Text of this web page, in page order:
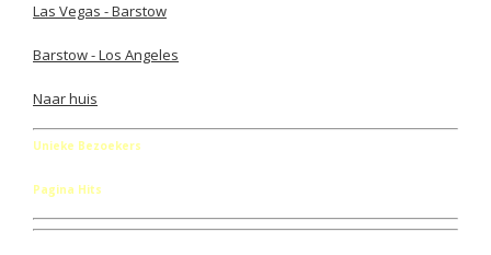
Las Vegas - Barstow
Barstow - Los Angeles
Naar huis
Unieke Bezoekers
Pagina Hits